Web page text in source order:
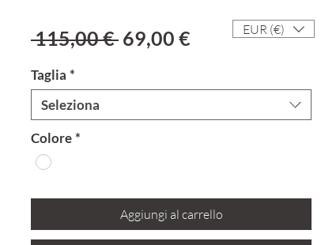
115,00 € Prezzo regolare
69,00 € Prezzo scontato
Taglia *
Seleziona
Colore*
Aggiungi al carrello
EUR (€)